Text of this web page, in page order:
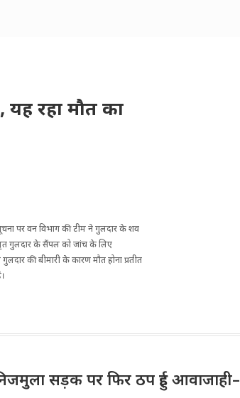
यह रहा मौत का
पर वन विभाग की टीम ने गुलदार के शव
मृत गुलदार के सैंपल को जांच के लिए
की बीमारी के कारण मौत होना प्रतीत
सड़क पर फिर ठप हुई आवाजाही–